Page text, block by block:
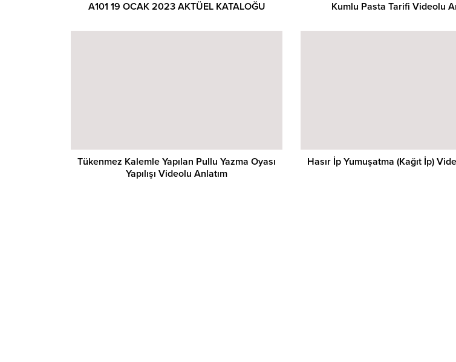
A101 19 OCAK 2023 AKTÜEL KATALOĞU Kumlu Pasta Tarifi Videolu
Tükenmez Kalemle Yapılan Pullu Yazma Oyası
Yapılışı Videolu Anlatım
Hasır İp Yumuşatma (Kağıt İp)